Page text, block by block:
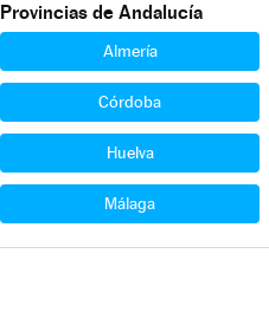
Provincias de Andalucía
Almería
Córdoba
Huelva
Málaga